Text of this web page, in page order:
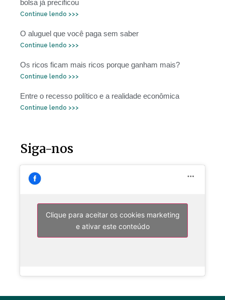
bolsa já precificou
Continue lendo >>>
O aluguel que você paga sem saber
Continue lendo >>>
Os ricos ficam mais ricos porque ganham mais?
Continue lendo >>>
Entre o recesso político e a realidade econômica
Continue lendo >>>
Siga-nos
Clique para aceitar os cookies marketing
e ativar este conteúdo